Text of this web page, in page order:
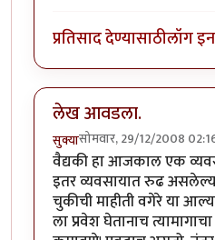
प्रतिसाद देण्यासाठीलॉग
लेख आवडला.
सुक्यासोमवार, 29/12/2008
वैद्यकी हा आजकाल एक
इतर व्यवसायात रुढ
चुकीची माहीती वगेरे या
ला प्रवेश घेतानाच